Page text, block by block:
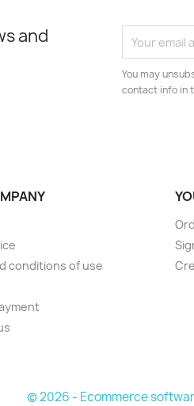
and
You may
contact info in
conditions of use
© 2026 - Ecommerce